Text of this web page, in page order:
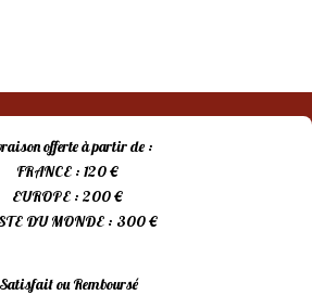
:
€.
offerte à partir de :
FRANCE : 120 €
EUROPE : 200 €
DU MONDE : 300 €
Satisfait ou Remboursé